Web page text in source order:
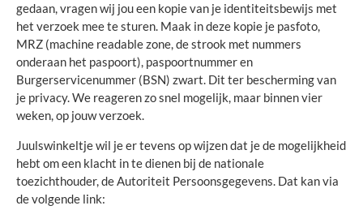
gedaan, vragen wij jou een kopie van je identiteitsbewijs met
het verzoek mee te sturen. Maak in deze kopie je pasfoto,
MRZ (machine readable zone, de strook met nummers
onderaan het paspoort), paspoortnummer en
Burgerservicenummer (BSN) zwart. Dit ter bescherming van
je privacy. We reageren zo snel mogelijk, maar binnen vier
weken, op jouw verzoek.
Juulswinkeltje wil je er tevens op wijzen dat je de mogelijkheid
hebt om een klacht in te dienen bij de nationale
toezichthouder, de Autoriteit Persoonsgegevens. Dat kan via
de volgende link: